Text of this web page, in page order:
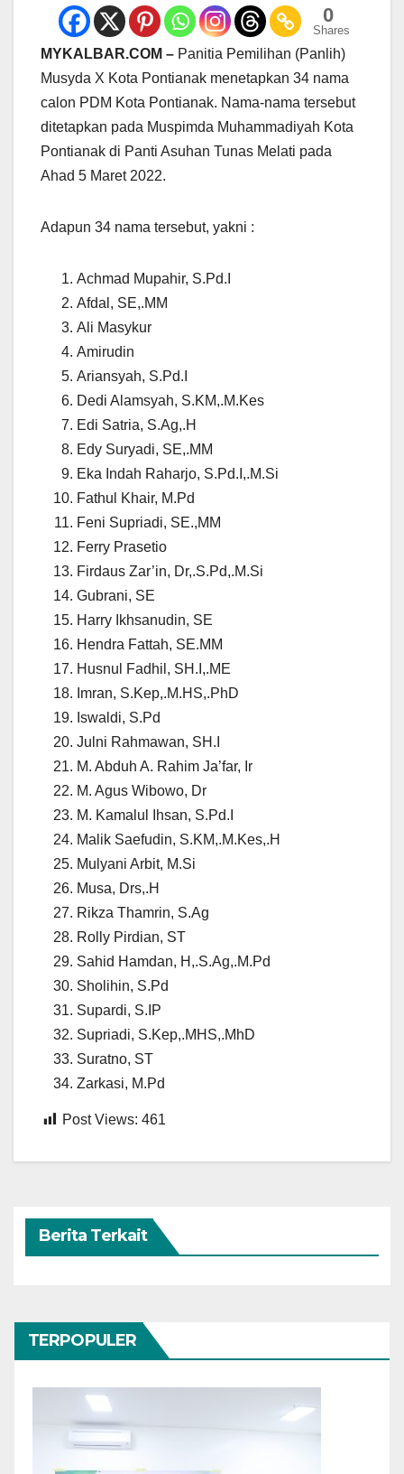
0
Shares
MYKALBAR.COM – Panitia Pemilihan (Panlih)
Musyda X Kota Pontianak menetapkan 34 nama
calon PDM Kota Pontianak. Nama-nama tersebut
ditetapkan pada Muspimda Muhammadiyah Kota
Pontianak di Panti Asuhan Tunas Melati pada
Ahad 5 Maret 2022.
Adapun 34 nama tersebut, yakni :
Achmad Mupahir, S.Pd.I
Afdal, SE,.MM
Ali Masykur
Amirudin
Ariansyah, S.Pd.I
Dedi Alamsyah, S.KM,.M.Kes
Edi Satria, S.Ag,.H
Edy Suryadi, SE,.MM
Eka Indah Raharjo, S.Pd.I,.M.Si
Fathul Khair, M.Pd
Feni Supriadi, SE.,MM
Ferry Prasetio
Firdaus Zar’in, Dr,.S.Pd,.M.Si
Gubrani, SE
Harry Ikhsanudin, SE
Hendra Fattah, SE.MM
Husnul Fadhil, SH.I,.ME
Imran, S.Kep,.M.HS,.PhD
Iswaldi, S.Pd
Julni Rahmawan, SH.I
M. Abduh A. Rahim Ja’far, Ir
M. Agus Wibowo, Dr
M. Kamalul Ihsan, S.Pd.I
Malik Saefudin, S.KM,.M.Kes,.H
Mulyani Arbit, M.Si
Musa, Drs,.H
Rikza Thamrin, S.Ag
Rolly Pirdian, ST
Sahid Hamdan, H,.S.Ag,.M.Pd
Sholihin, S.Pd
Supardi, S.IP
Supriadi, S.Kep,.MHS,.MhD
Suratno, ST
Zarkasi, M.Pd
Post Views: 461
Berita Terkait
TERPOPULER